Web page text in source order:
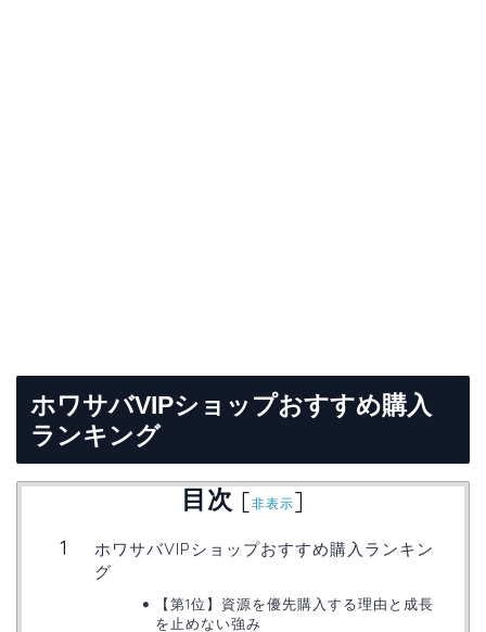
ホワサバVIPショップおすすめ購入
ランキング
目次 [非表示]
ホワサバVIPショップおすすめ購入ランキン
グ
【第1位】資源を優先購入する理由と成長
を止めない強み